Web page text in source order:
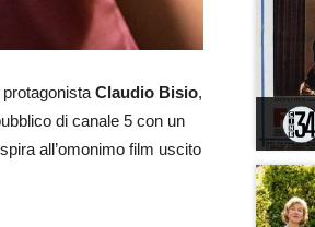
protagonista Claudio Bisio,
di canale 5 con un
all’omonimo film uscito